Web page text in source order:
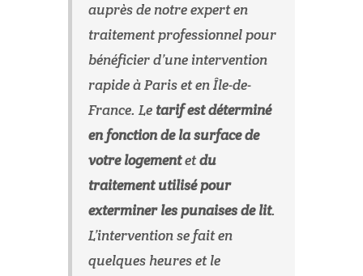
auprès de notre expert en
traitement professionnel pour
bénéficier d’une intervention
rapide à Paris et en Île-de-
France. Le tarif est déterminé
en fonction de la surface de
votre logementetdu
traitement utilisé pour
exterminer les punaises de lit.
L’intervention se fait en
quelques heures et le